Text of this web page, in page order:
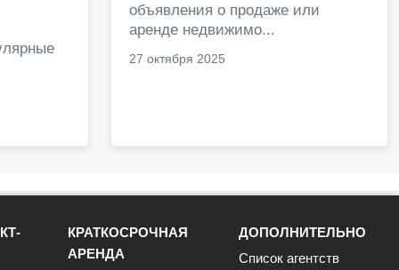
объявления о продаже или
аренде недвижимо...
27 октября 2025
КРАТКОСРОЧНАЯ
АРЕНДА
ДОПОЛНИТЕЛЬНО
Список агентств